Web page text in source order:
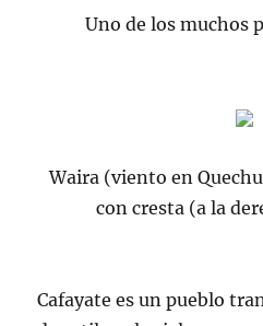
Uno de los muchos
Waira (viento en
con cresta (a la
Cafayate es un pueblo